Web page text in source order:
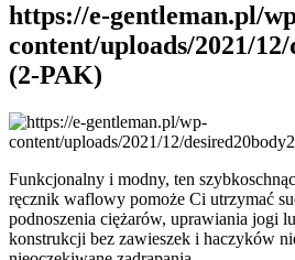
https://e-gentleman.pl/
content/uploads/2021/
(2-PAK)
Funkcjonalny i modny, ten
ręcznik waflowy pomoże Ci utrzymać
podnoszenia ciężarów, uprawiania jogi
konstrukcji bez zawieszek i haczyków